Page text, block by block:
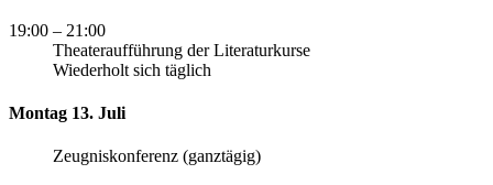
19:00 – 21:00
Theateraufführung der Literaturkurse
Wiederholt sich täglich
Montag 13. Juli
Zeugniskonferenz (ganztägig)